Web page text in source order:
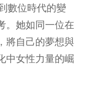
數位時代的變
。她如同一位在
將自己的夢想與
中女性力量的崛